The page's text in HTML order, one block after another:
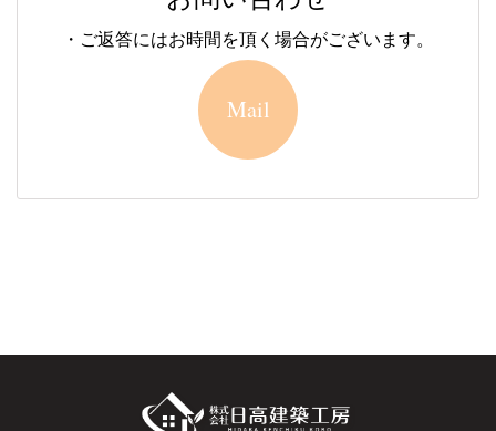
・ご返答にはお時間を頂く場合がございます。
Mail